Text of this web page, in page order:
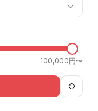
100,000円〜